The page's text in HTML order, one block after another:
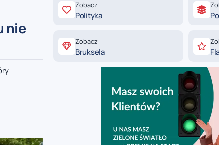
nie
Zobacz
Polityka
Zobacz
Bruksela